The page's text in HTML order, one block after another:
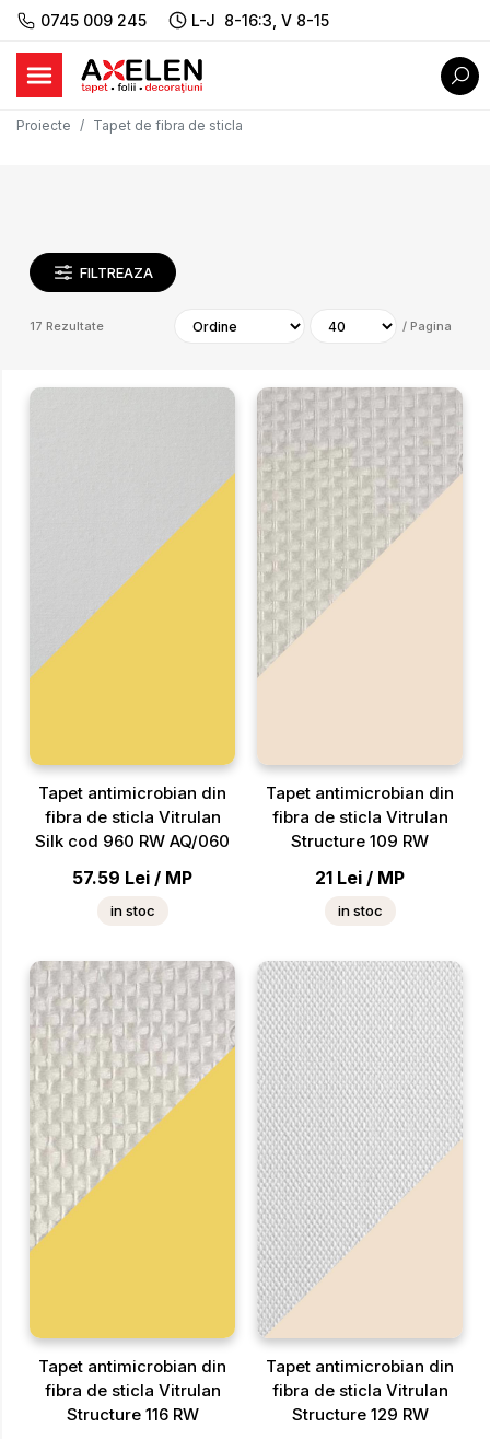
0745 009 245 L-J 8-16:3, V 8-15
Proiecte Tapet de fibra de sticla
FILTREAZA
17 Rezultate / Pagina
Tapet antimicrobian din
fibra de sticla Vitrulan
Silk cod 960 RW AQ/060
57.59 Lei / MP
in stoc
Tapet antimicrobian din
fibra de sticla Vitrulan
Structure 109 RW
21 Lei / MP
in stoc
Tapet antimicrobian din
fibra de sticla Vitrulan
Structure 116 RW
Tapet antimicrobian din
fibra de sticla Vitrulan
Structure 129 RW